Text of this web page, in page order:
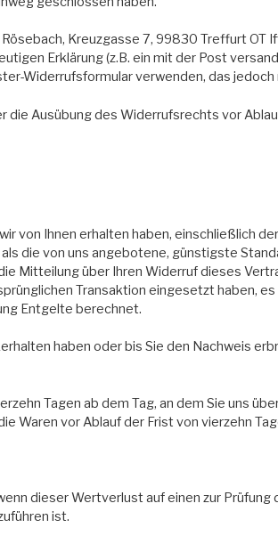
Kreuzgasse 7, 99830 Treffurt
Erklärung (z.B. ein mit der Post
Widerrufsformular verwenden, das
die Ausübung des Widerrufsrechts vor
von Ihnen erhalten haben, einschließlich
die von uns angebotene, günstigste
Mitteilung über Ihren Widerruf dieses
Transaktion eingesetzt haben,
Entgelte berechnet.
haben oder bis Sie den Nachweis
Tagen ab dem Tag, an dem Sie uns
Waren vor Ablauf der Frist von vierzehn
dieser Wertverlust auf einen zur
ist.